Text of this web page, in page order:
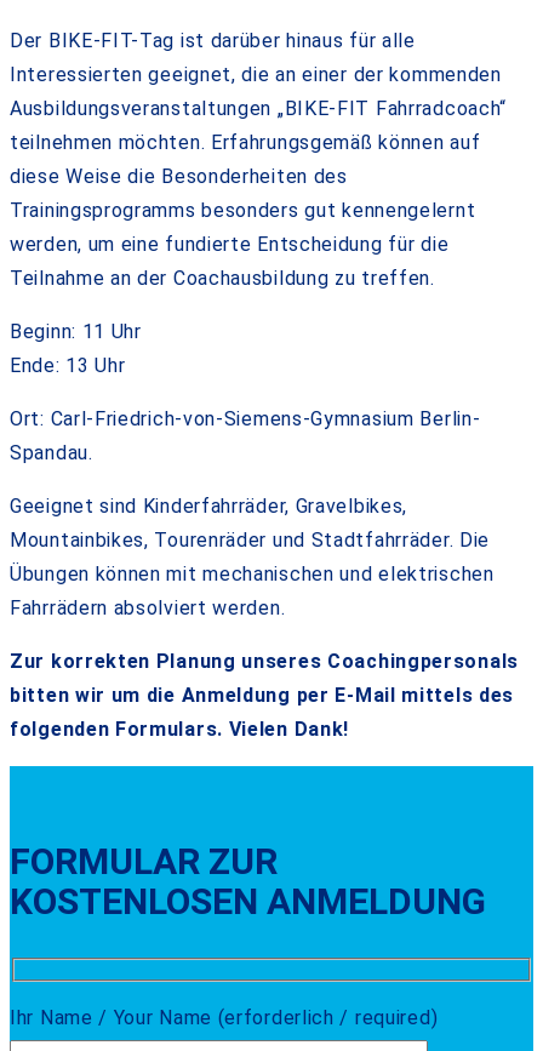
Der BIKE-FIT-Tag ist darüber hinaus für alle
Interessierten geeignet, die an einer der kommenden
Ausbildungsveranstaltungen „BIKE-FIT Fahrradcoach“
teilnehmen möchten. Erfahrungsgemäß können auf
diese Weise die Besonderheiten des
Trainingsprogramms besonders gut kennengelernt
werden, um eine fundierte Entscheidung für die
Teilnahme an der Coachausbildung zu treffen.
Beginn: 11 Uhr
Ende: 13 Uhr
Ort: Carl-Friedrich-von-Siemens-Gymnasium Berlin-
Spandau.
Geeignet sind Kinderfahrräder, Gravelbikes,
Mountainbikes, Tourenräder und Stadtfahrräder. Die
Übungen können mit mechanischen und elektrischen
Fahrrädern absolviert werden.
Zur korrekten Planung unseres Coachingpersonals
bitten wir um die Anmeldung per E-Mail mittels des
folgenden Formulars. Vielen Dank!
FORMULAR ZUR
KOSTENLOSEN ANMELDUNG
Ihr Name / Your Name (erforderlich / required)